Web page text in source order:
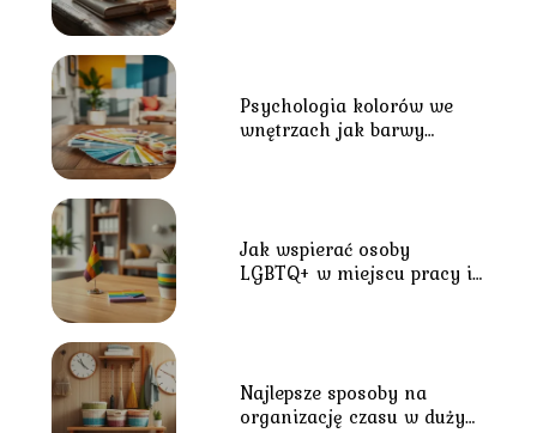
Psychologia kolorów we
wnętrzach jak barwy
Jak wspierać osoby
LGBTQ+ w miejscu pracy i
Najlepsze sposoby na
organizację czasu w dużym